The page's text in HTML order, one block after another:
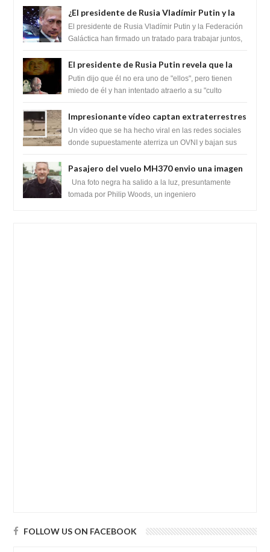
¿El presidente de Rusia Vladímir Putin y la
Federación Galactica han firmado un
tratado para acabar con los Sionistas?
El presidente de Rusia Vladímir Putin y la Federación
Galáctica han firmado un tratado para trabajar juntos,
El presidente de Rusia Putin revela que la
clase dominante en el mundo son los
híbridos reptiles
Putin dijo que él no era uno de "ellos", pero tienen
miedo de él y han intentado atraerlo a su "culto
Impresionante vídeo captan extraterrestres
bajando de un OVNI en Arabia Saudita
Un vídeo que se ha hecho viral en las redes sociales
donde supuestamente aterriza un OVNI y bajan sus
Pasajero del vuelo MH370 envio una imagen
y texto desde la Isla Diego Garcia
Una foto negra ha salido a la luz, presuntamente
tomada por Philip Woods, un ingeniero
FOLLOW US ON FACEBOOK